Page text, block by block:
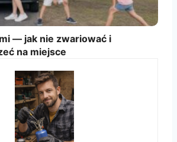
— jak nie zwariować i
na miejsce